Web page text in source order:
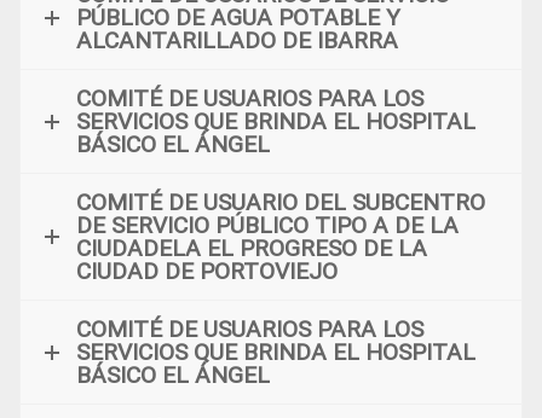
PÚBLICO DE AGUA POTABLE Y
ALCANTARILLADO DE IBARRA
COMITÉ DE USUARIOS PARA LOS
SERVICIOS QUE BRINDA EL HOSPITAL
BÁSICO EL ÁNGEL
COMITÉ DE USUARIO DEL SUBCENTRO
DE SERVICIO PÚBLICO TIPO A DE LA
CIUDADELA EL PROGRESO DE LA
CIUDAD DE PORTOVIEJO
COMITÉ DE USUARIOS PARA LOS
SERVICIOS QUE BRINDA EL HOSPITAL
BÁSICO EL ÁNGEL